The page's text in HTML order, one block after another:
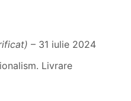
– 31 iulie 2024
Livrare